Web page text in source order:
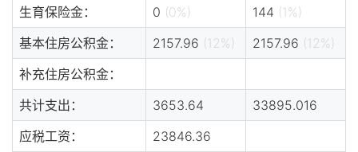
生育保险金：
0 (0%) 144 (1%)
基本住房公积金：
2157.96 (12%) 2157.96 (12%)
补充住房公积金：
共计支出：
3653.64
33895.016
应税工资：
23846.36